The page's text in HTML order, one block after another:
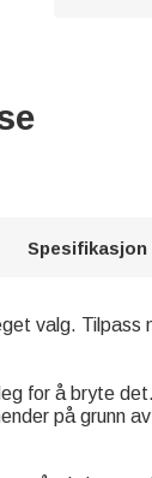
Spesifikasjon
valg. Tilpass
for å bryte
på grunn